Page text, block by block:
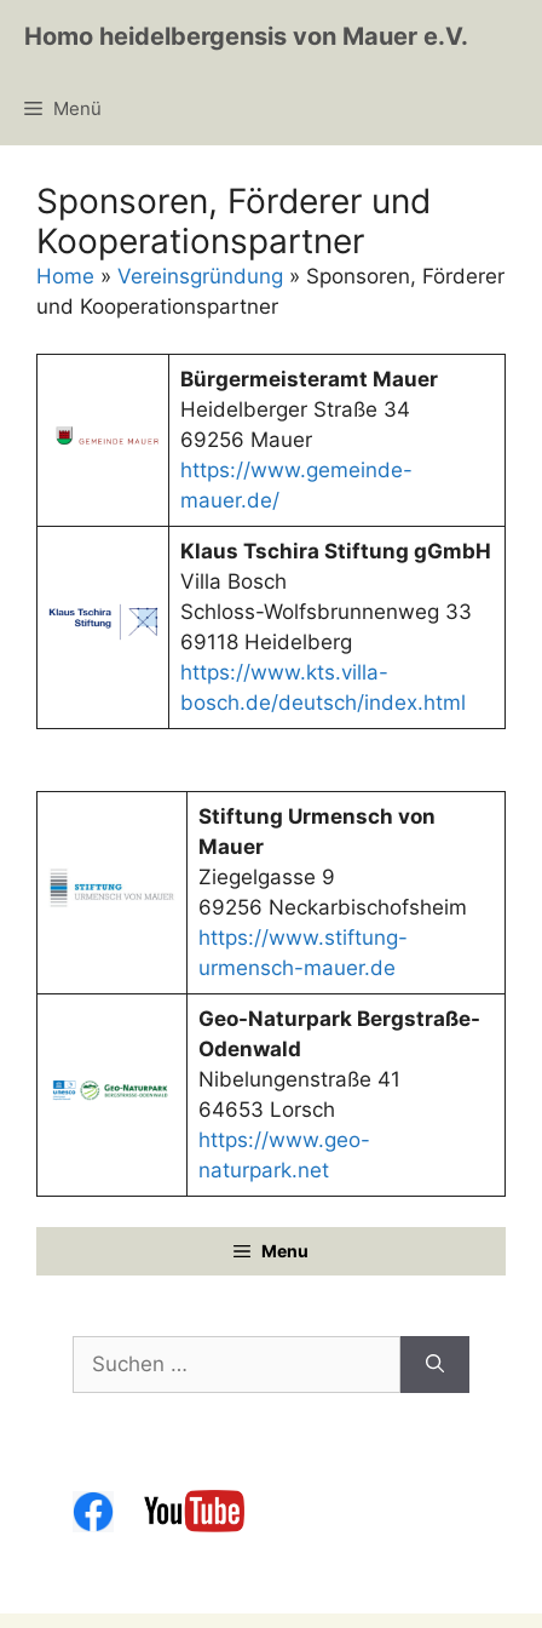
InhaltHomo heidelbergensis von Mauer e.V.
Menü
Sponsoren, Förderer und
Kooperationspartner
Home » Vereinsgründung » Sponsoren, Förderer
und Kooperationspartner
Bürgermeisteramt Mauer
Heidelberger Straße 34
69256 Mauer
https://www.gemeinde-
mauer.de/
Klaus Tschira Stiftung gGmbH
Villa Bosch
Schloss-Wolfsbrunnenweg 33
69118 Heidelberg
https://www.kts.villa-
bosch.de/deutsch/index.html
Stiftung Urmensch von
Mauer
Ziegelgasse 9
69256 Neckarbischofsheim
https://www.stiftung-
urmensch-mauer.de
Geo-Naturpark Bergstraße-
Odenwald
Nibelungenstraße 41
64653 Lorsch
https://www.geo-
naturpark.net
Menu
Suchen
nach: